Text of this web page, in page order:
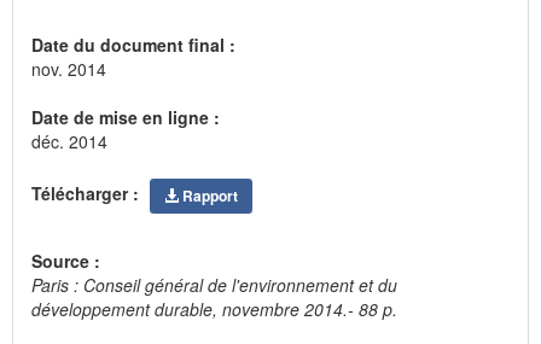
Date du document final :
nov. 2014
Date de mise en ligne :
déc. 2014
Télécharger : Rapport
Source :
Paris : Conseil général de l'environnement et du
développement durable, novembre 2014.- 88 p.